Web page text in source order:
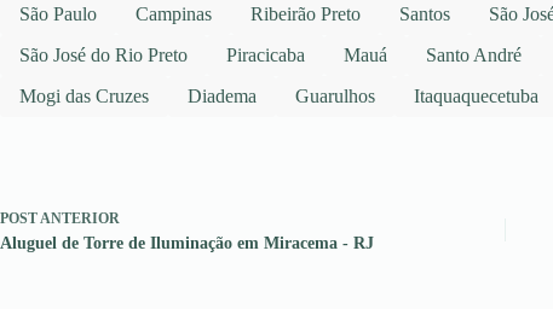
São Paulo Campinas Ribeirão Preto Santos São
São José do Rio Preto
Piracicaba Mauá Santo André
Mogi das Cruzes
Diadema Guarulhos Itaquaquecetuba
POSTANTERIOR
Aluguel de Torre de Iluminação em Miracema - RJ